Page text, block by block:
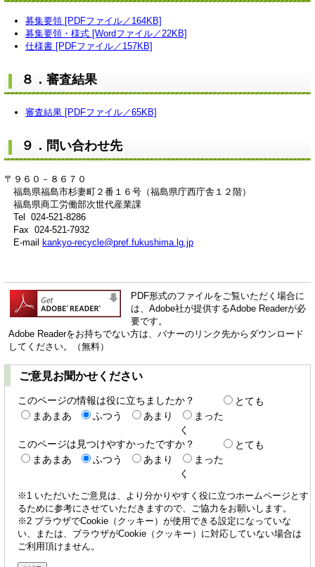
募集要領 [PDFファイル／164KB]
募集要領・様式 [Wordファイル／22KB]
仕様書 [PDFファイル／157KB]
８． 審査結果
審査結果 [PDFファイル／65KB]
９．問い合わせ先
〒９６０－８６７０
福島県福島市杉妻町２番１６号（福島県庁西庁舎１２階）
福島県商工労働部次世代産業課
Tel 024-521-8286
Fax 024-521-7932
E-mail
kankyo-recycle@pref.fukushima.lg.jp
PDF形式のファイルをご覧いただく場合に
は、Adobe社が提供するAdobe Readerが必
要です。
Adobe Readerをお持ちでない方は、バナーのリンク先からダウンロード
してください。（無料）
ご意見お聞かせください
このページの情報は役に立ちましたか？
とても
まあまあ
ふつう あまり
まった
く
このページは見つけやすかったですか？
とても
まあまあ
ふつう あまり
まった
く
※1 いただいたご意見は、より分かりやすく役に立つホームページとす
るために参考にさせていただきますので、ご協力をお願いします。
※2 ブラウザでCookie（クッキー）が使用できる設定になっていな
い、または、ブラウザがCookie（クッキー）に対応していない場合は
ご利用頂けません。